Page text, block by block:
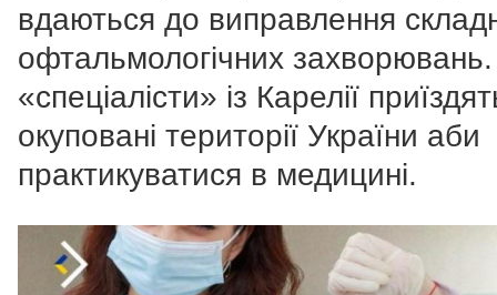
вдаються до виправлення
офтальмологічних
«спеціалісти» із Карелії
окуповані території України аби
практикуватися в медицині.